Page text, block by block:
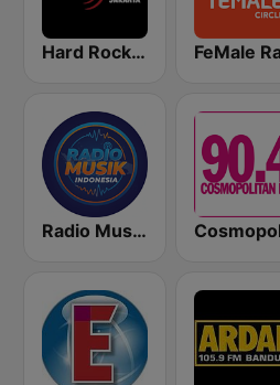
Hard Rock FM 87.6 - Jakarta
Radio Music Indonesia